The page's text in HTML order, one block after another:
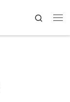
Search